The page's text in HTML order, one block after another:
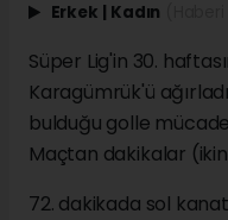
Erkek Kadın
Süper Lig'in 30.
Karagümrük'ü
bulduğu golle
Maçtan dakikalar
72. dakikada sol